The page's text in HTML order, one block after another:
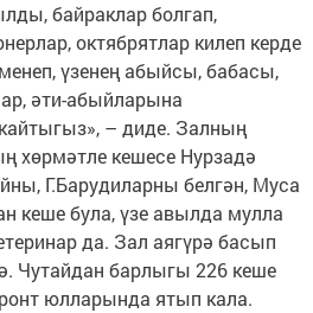
байраклар болгап,
октябрятлар килеп керде
үзенең абыйсы, бабасы,
әти-абыйларына
– диде. Залның
хөрмәтле кешесе Нурзадә
Г.Барудиларны белгән, Муса
кеше була, үзе авылда мулла
да. Зал аягүрә басып
Чутайдан барлыгы 226 кеше
юлларында ятып кала.